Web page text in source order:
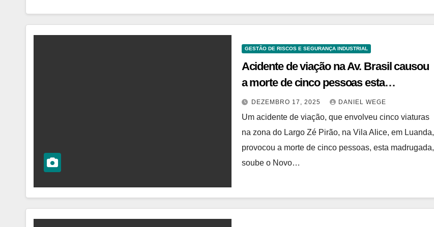
GESTÃO DE RISCOS E SEGURANÇA INDUSTRIAL
Acidente de viação na Av. Brasil causou
a morte de cinco pessoas esta
madrugada
DEZEMBRO 17, 2025 DANIEL WEGE
Um acidente de viação, que envolveu cinco viaturas
na zona do Largo Zé Pirão, na Vila Alice, em Luanda,
provocou a morte de cinco pessoas, esta madrugada,
soube o Novo…